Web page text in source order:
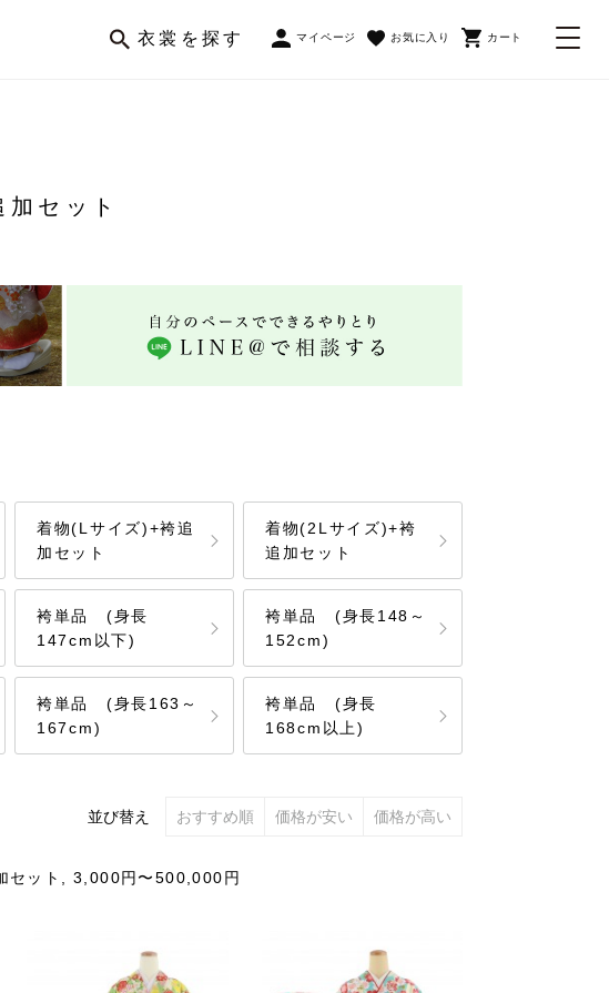
衣裳を探す マイページ お気に入り カート
セット
着物(Lサイズ)+袴追
加セット
着物(2Lサイズ)+袴
追加セット
袴単品 (身長
147cm以下)
袴単品 (身長148～
152cm)
袴単品 (身長163～
167cm)
袴単品 (身長
168cm以上)
並び替え おすすめ順 価格が安い 価格が高い
セット, 3,000円〜500,000円